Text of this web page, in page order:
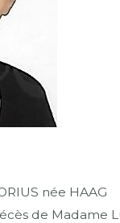
née HAAG
de Madame